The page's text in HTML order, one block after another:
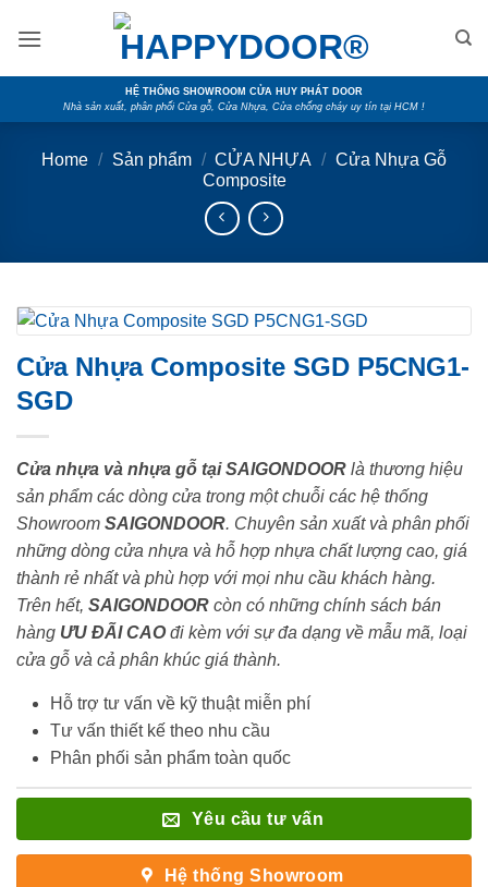
HỆ THỐNG SHOWROOM CỬA HUY PHÁT DOOR
Nhà sản xuất, phân phối Cửa gỗ, Cửa Nhựa, Cửa chống cháy uy tín tại HCM !
Home / Sản phẩm / CỬA NHỰA / Cửa Nhựa Gỗ
Composite
Cửa Nhựa Composite SGD P5CNG1-
SGD
Cửa nhựa và nhựa gỗ tại SAIGONDOOR là thương hiệu
sản phẩm các dòng cửa trong một chuỗi các hệ thống
Showroom SAIGONDOOR. Chuyên sản xuất và phân phối
những dòng cửa nhựa và hỗ hợp nhựa chất lượng cao, giá
thành rẻ nhất và phù hợp với mọi nhu cầu khách hàng.
Trên hết, SAIGONDOOR còn có những chính sách bán
hàng ƯU ĐÃI CAOđi kèm với sự đa dạng về mẫu mã, loại
cửa gỗ và cả phân khúc giá thành.
Hỗ trợ tư vấn về kỹ thuật miễn phí
Tư vấn thiết kế theo nhu cầu
Phân phối sản phẩm toàn quốc
Yêu cầu tư vấn
Hệ thống Showroom